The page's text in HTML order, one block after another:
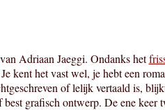
Adriaan Jaeggi. Ondanks het
kent het vast wel, je hebt een
of lelijk vertaald is,
grafisch ontwerp. De ene keer